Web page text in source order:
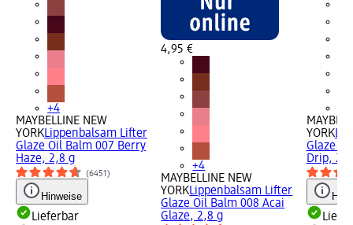
+4
MAYBELLINE NEW
YORKLippenbalsam Lifter
Glaze Oil Balm 007 Berry
Haze, 2,8 g
(6451)
Hinweise
Lieferbar
4,95 €
+4
MAYBELLINE NEW
YORKLippenbalsam Lifter
Glaze Oil Balm 008 Acai
Glaze, 2,8 g
YORK
Glaze
Drip,